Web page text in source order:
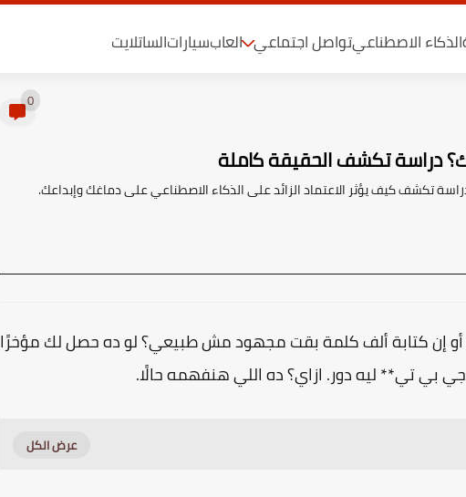
الذكاء الاصطناعيتواصل اجتماعي العابسياراتالساتلايت
0
دراسة تكشف الحقيقة كاملة
تكشف كيف يؤثر الاعتماد الزائد على الذكاء الاصطناعي على دماغك وإبداعك.
إن كتابة ألف كلمة بقت مجهود مش طبيعي؟ لو ده حصل لك مؤخرًا
تي** ليه دور. ازاي؟ ده اللي هنفهمه حالًا.